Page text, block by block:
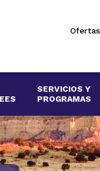
SERVICIOS Y
PROGRAMAS